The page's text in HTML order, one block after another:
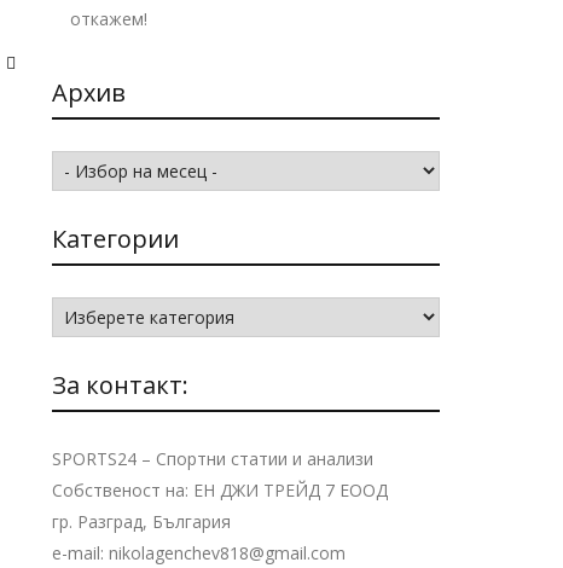
откажем!
Архив
Архив
Категории
Категории
За контакт:
SPORTS24 – Спортни статии и анализи
Собственост на: ЕН ДЖИ ТРЕЙД 7 ЕООД
гр. Разград, България
e-mail: nikolagenchev818@gmail.com